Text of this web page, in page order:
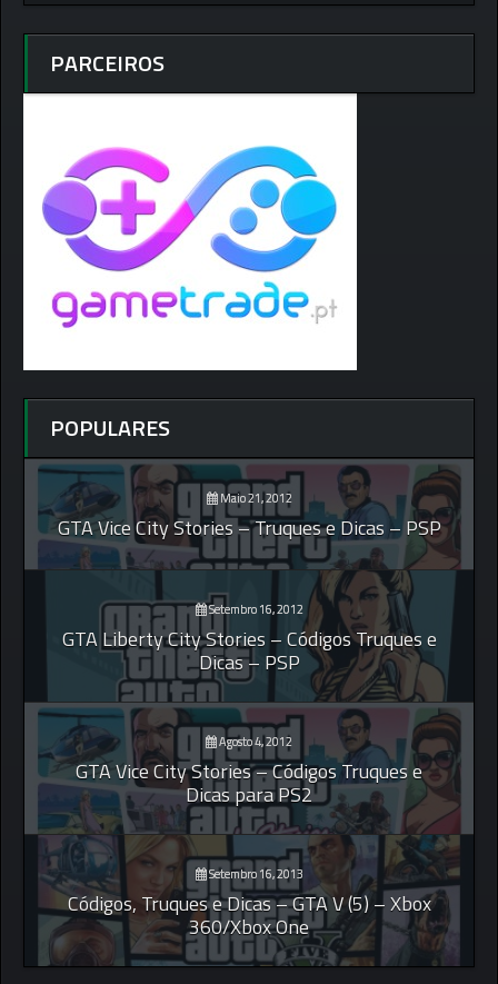
PARCEIROS
POPULARES
Maio 21, 2012
GTA Vice City Stories – Truques e Dicas – PSP
Setembro 16, 2012
GTA Liberty City Stories – Códigos Truques e
Dicas – PSP
Agosto 4, 2012
GTA Vice City Stories – Códigos Truques e
Dicas para PS2
Setembro 16, 2013
Códigos, Truques e Dicas – GTA V (5) – Xbox
360/Xbox One